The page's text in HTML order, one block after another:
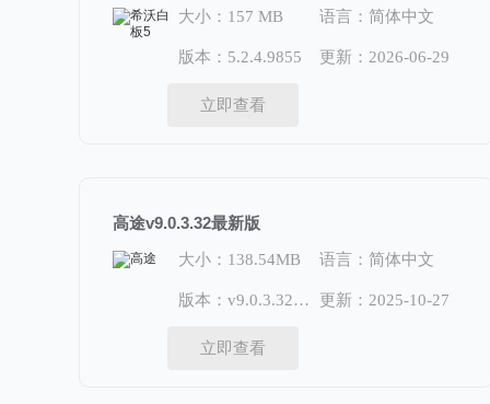
大小：157 MB 语言：简体中文
版本：5.2.4.9855 更新：2026-06-29
立即查看
高途v9.0.3.32最新版
大小：138.54MB 语言：简体中文
版本：v9.0.3.32最新版 更新：2025-10-27
立即查看